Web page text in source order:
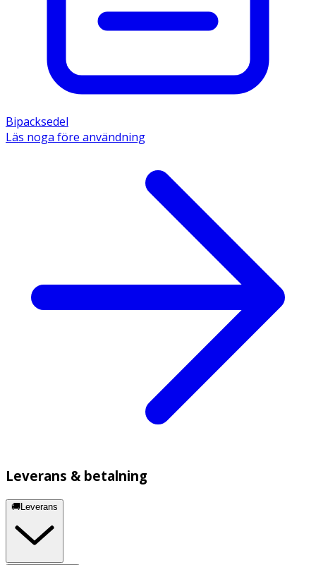
Bipacksedel
Läs noga före användning
Leverans & betalning
🚚Leverans